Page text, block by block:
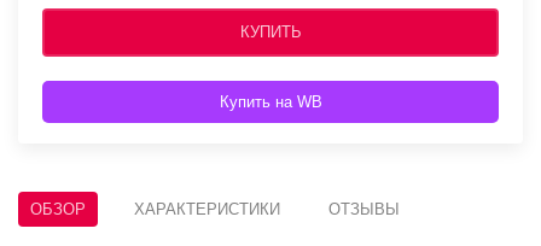
КУПИТЬ
Купить на WB
ОБЗОР ХАРАКТЕРИСТИКИ ОТЗЫВЫ